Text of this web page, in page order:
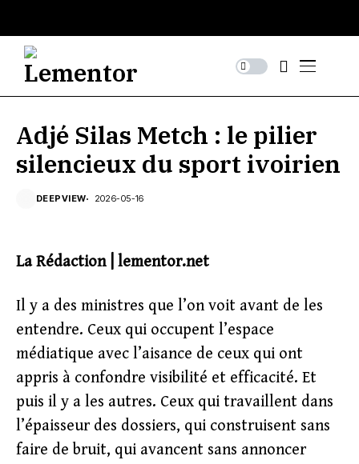
Adjé Silas Metch : le pilier
silencieux du sport ivoirien
DEEPVIEW 2026-05-16
La Rédaction | lementor.net
Il y a des ministres que l’on voit avant de les
entendre. Ceux qui occupent l’espace
médiatique avec l’aisance de ceux qui ont
appris à confondre visibilité et efficacité. Et
puis il y a les autres. Ceux qui travaillent dans
l’épaisseur des dossiers, qui construisent sans
faire de bruit, qui avancent sans annoncer